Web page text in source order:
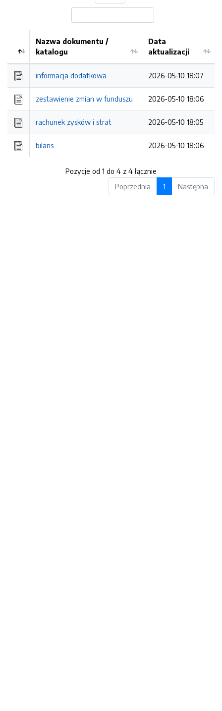
Nazwa dokumentu /
katalogu
Data
aktualizacji
informacja dodatkowa 2026-05-10 18:07
zestawienie zmian w funduszu 2026-05-10 18:06
rachunek zysków i strat 2026-05-10 18:05
bilans 2026-05-10 18:06
Pozycje od 1 do 4 z 4 łącznie
Poprzednia
1 Następna